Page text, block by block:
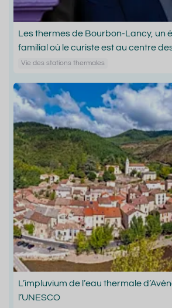
Les thermes de Bourbon-Lancy, un
familial où le curiste est au centre
Vie des stations thermales
L’impluvium de l’eau thermale
l’UNESCO